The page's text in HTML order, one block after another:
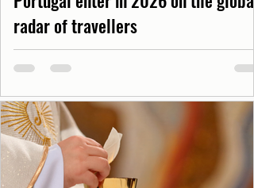
radar of travellers